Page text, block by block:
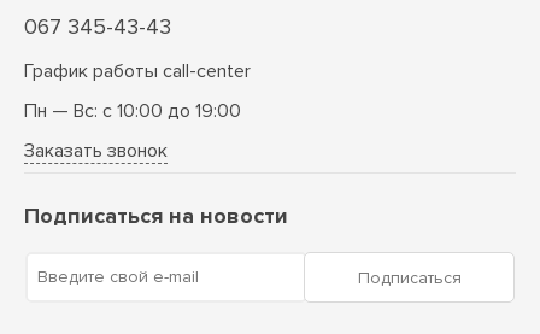
067 345-43-43
График работы call-center
Пн — Вс: с 10:00 до 19:00
Заказать звонок
Подписаться на новости
Введите свой e-mail Подписаться